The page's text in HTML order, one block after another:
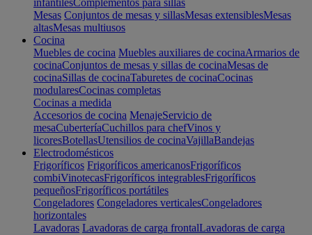
infantilesComplementos para sillas
Mesas Conjuntos de mesas y sillasMesas extensiblesMesas
altasMesas multiusos
Cocina
Muebles de cocina Muebles auxiliares de cocinaArmarios de
cocinaConjuntos de mesas y sillas de cocinaMesas de
cocinaSillas de cocinaTaburetes de cocinaCocinas
modularesCocinas completas
Cocinas a medida
Accesorios de cocina MenajeServicio de
mesaCuberteríaCuchillos para chefVinos y
licoresBotellasUtensilios de cocinaVajillaBandejas
Electrodomésticos
Frigoríficos Frigoríficos americanosFrigoríficos
combiVinotecasFrigoríficos integrablesFrigoríficos
pequeñosFrigoríficos portátiles
Congeladores Congeladores verticalesCongeladores
horizontales
Lavadoras Lavadoras de carga frontalLavadoras de carga